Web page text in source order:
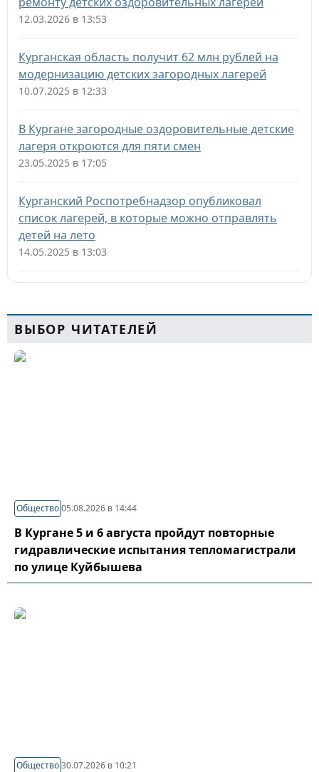
12.03.2026 в 13:53
Курганская область получит 62 млн рублей на
модернизацию детских загородных лагерей
10.07.2025 в 12:33
В Кургане загородные оздоровительные детские
лагеря откроются для пяти смен
23.05.2025 в 17:05
Курганский Роспотребнадзор опубликовал
список лагерей, в которые можно отправлять
детей на лето
14.05.2025 в 13:03
ВЫБОР ЧИТАТЕЛЕЙ
Общество05.08.2026 в 14:44
В Кургане 5 и 6 августа пройдут повторные
гидравлические испытания тепломагистрали
по улице Куйбышева
Общество30.07.2026 в 10:21